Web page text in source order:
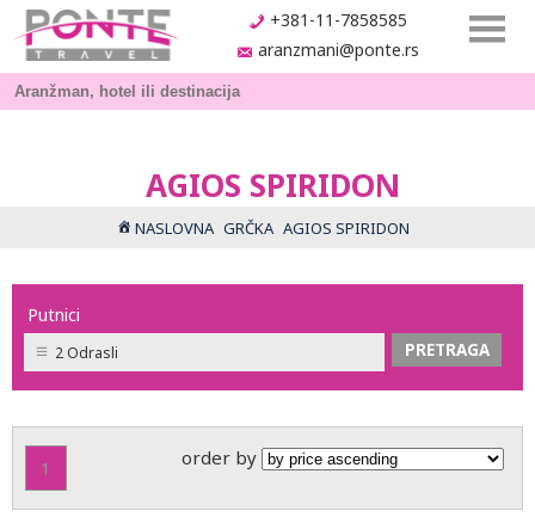
+381-11-7858585
aranzmani@ponte.rs
AGIOS SPIRIDON
NASLOVNA GRČKA AGIOS SPIRIDON
Putnici
2 Odrasli
1 order by